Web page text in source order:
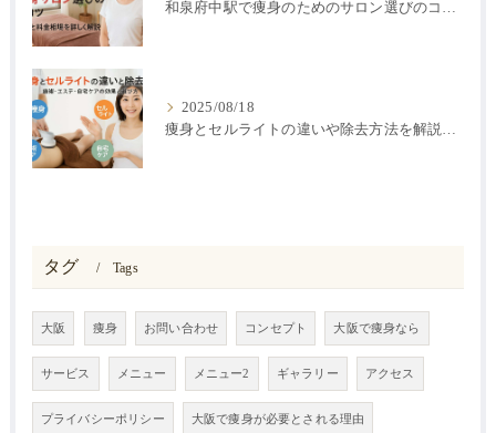
2025/08/18
タグ Tags
大阪 痩身 お問い合わせ コンセプト 大阪で痩身なら
サービス メニュー メニュー2 ギャラリー アクセス
プライバシーポリシー 大阪で痩身が必要とされる理由